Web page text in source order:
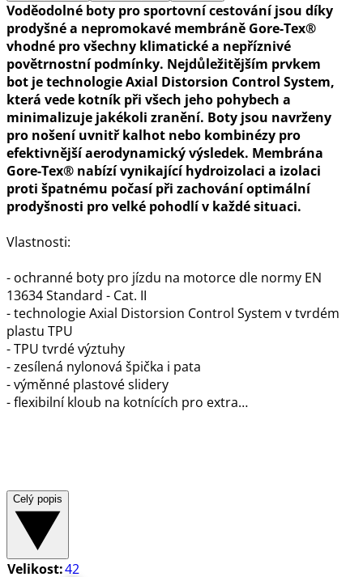
Voděodolné boty pro sportovní cestování jsou díky
prodyšné a nepromokavé membráně Gore-Tex®
vhodné pro všechny klimatické a nepříznivé
povětrnostní podmínky. Nejdůležitějším prvkem
bot je technologie Axial Distorsion Control System,
která vede kotník při všech jeho pohybech a
minimalizuje jakékoli zranění. Boty jsou navrženy
pro nošení uvnitř kalhot nebo kombinézy pro
efektivnější aerodynamický výsledek. Membrána
Gore-Tex® nabízí vynikající hydroizolaci a izolaci
proti špatnému počasí při zachování optimální
prodyšnosti pro velké pohodlí v každé situaci.
Vlastnosti:
- ochranné boty pro jízdu na motorce dle normy EN
13634 Standard - Cat. II
- technologie Axial Distorsion Control System v tvrdém
plastu TPU
- TPU tvrdé výztuhy
- zesílená nylonová špička i pata
- výměnné plastové slidery
- flexibilní kloub na kotnících pro extra…
Celý popis
Velikost:42